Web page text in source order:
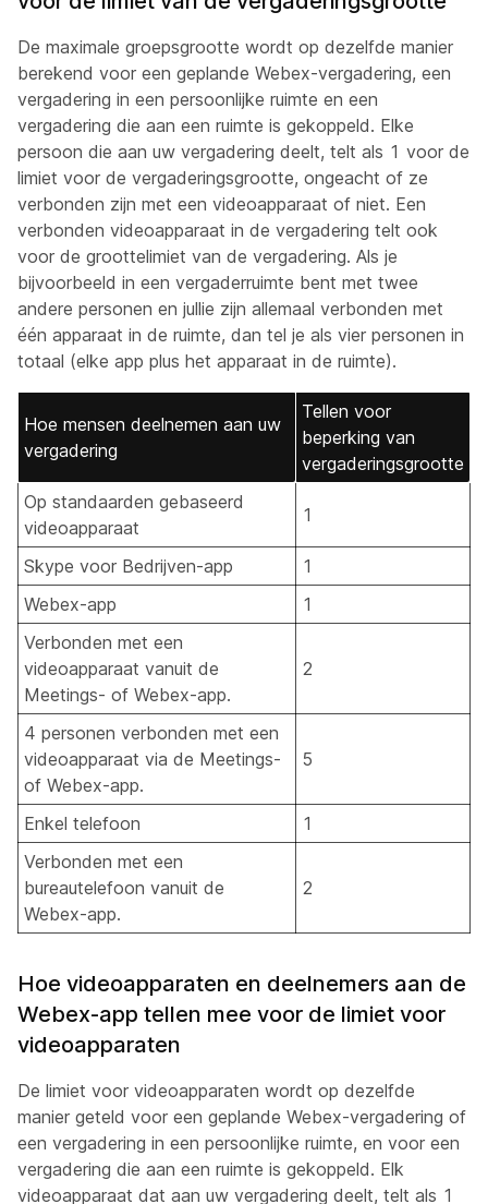
De maximale groepsgrootte wordt op dezelfde manier
berekend voor een geplande Webex-vergadering, een
vergadering in een persoonlijke ruimte en een
vergadering die aan een ruimte is gekoppeld. Elke
persoon die aan uw vergadering deelt, telt als 1 voor de
limiet voor de vergaderingsgrootte, ongeacht of ze
verbonden zijn met een videoapparaat of niet. Een
verbonden videoapparaat in de vergadering telt ook
voor de groottelimiet van de vergadering. Als je
bijvoorbeeld in een vergaderruimte bent met twee
andere personen en jullie zijn allemaal verbonden met
één apparaat in de ruimte, dan tel je als vier personen in
totaal (elke app plus het apparaat in de ruimte).
Hoe mensen deelnemen aan uw
vergadering
Tellen voor
beperking van
vergaderingsgrootte
Op standaarden gebaseerd
videoapparaat
1
Skype voor Bedrijven-app
1
Webex-app
1
Verbonden met een
videoapparaat vanuit de
Meetings- of Webex-app.
2
4 personen verbonden met een
videoapparaat via de Meetings-
of Webex-app.
5
Enkel telefoon
1
Verbonden met een
bureautelefoon vanuit de
Webex-app.
2
Hoe videoapparaten en deelnemers aan de
Webex-app tellen mee voor de limiet voor
videoapparaten
De limiet voor videoapparaten wordt op dezelfde
manier geteld voor een geplande Webex-vergadering of
een vergadering in een persoonlijke ruimte, en voor een
vergadering die aan een ruimte is gekoppeld. Elk
videoapparaat dat aan uw vergadering deelt, telt als 1